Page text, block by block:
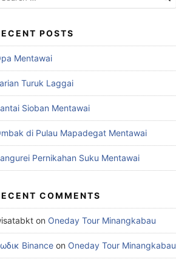
POSTS
Mentawai
Turuk Laggai
Sioban Mentawai
di Pulau Mapadegat Mentawai
Pernikahan Suku Mentawai
COMMENTS
on Oneday Tour Minangkabau
Binance on Oneday Tour Minangkabau